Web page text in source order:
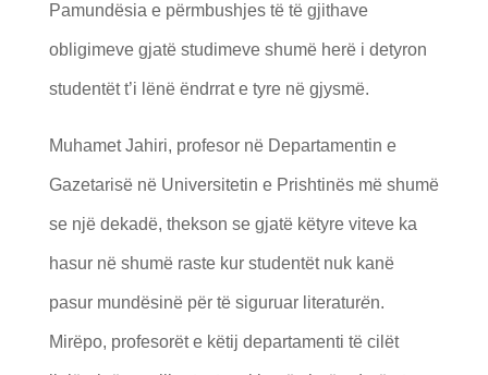
Pamundësia e përmbushjes të të gjithave
obligimeve gjatë studimeve shumë herë i detyron
studentët t’i lënë ëndrrat e tyre në gjysmë.
Muhamet Jahiri, profesor në Departamentin e
Gazetarisë në Universitetin e Prishtinës më shumë
se një dekadë, thekson se gjatë këtyre viteve ka
hasur në shumë raste kur studentët nuk kanë
pasur mundësinë për të siguruar literaturën.
Mirëpo, profesorët e këtij departamenti të cilët